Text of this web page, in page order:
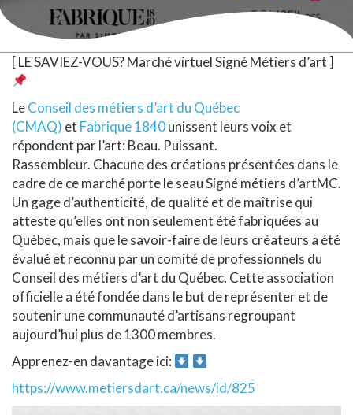
[ LE SAVIEZ-VOUS? Marché virtuel Signé Métiers d’art ]
LeConseil des métiers d’art du Québec
(CMAQ) et Fabrique 1840unissent leurs voix et
répondent par l’art: Beau. Puissant.
Rassembleur. Chacune des créations présentées dans le
cadre de ce marché porte le seau Signé métiers d’artMC.
Un gage d’authenticité, de qualité et de maîtrise qui
atteste qu’elles ont non seulement été fabriquées au
Québec, mais que le savoir-faire de leurs créateurs a été
évalué et reconnu par un comité de professionnels du
Conseil des métiers d’art du Québec. Cette association
officielle a été fondée dans le but de représenter et de
soutenir une communauté d’artisans regroupant
aujourd’hui plus de 1300 membres.
Apprenez-en davantage ici:
https://www.metiersdart.ca/news/id/825